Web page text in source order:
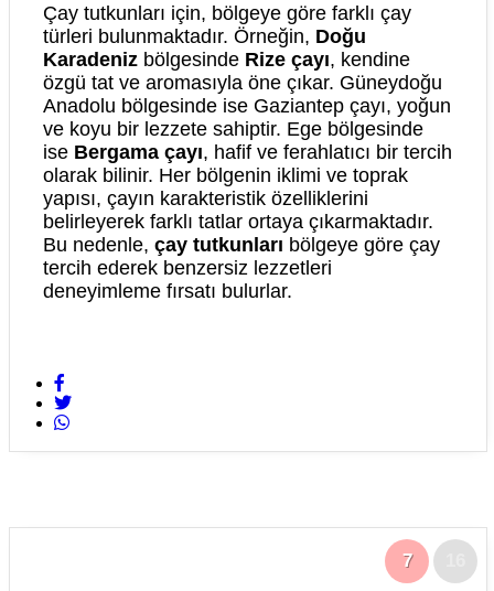
Çay tutkunları için, bölgeye göre farklı çay
türleri bulunmaktadır. Örneğin, Doğu
Karadeniz bölgesinde Rize çayı, kendine
özgü tat ve aromasıyla öne çıkar. Güneydoğu
Anadolu bölgesinde ise Gaziantep çayı, yoğun
ve koyu bir lezzete sahiptir. Ege bölgesinde
ise Bergama çayı, hafif ve ferahlatıcı bir tercih
olarak bilinir. Her bölgenin iklimi ve toprak
yapısı, çayın karakteristik özelliklerini
belirleyerek farklı tatlar ortaya çıkarmaktadır.
Bu nedenle, çay tutkunları bölgeye göre çay
tercih ederek benzersiz lezzetleri
deneyimleme fırsatı bulurlar.
7